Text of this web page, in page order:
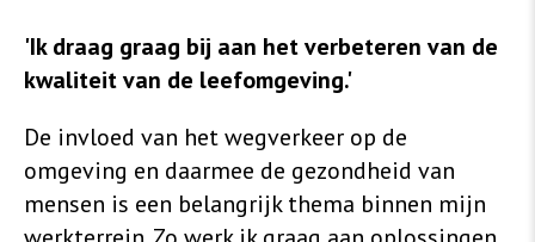
'Ik draag graag bij aan het verbeteren van de
kwaliteit van de leefomgeving.'
De invloed van het wegverkeer op de
omgeving en daarmee de gezondheid van
mensen is een belangrijk thema binnen mijn